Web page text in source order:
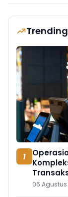
Trending
1
06 Agustus